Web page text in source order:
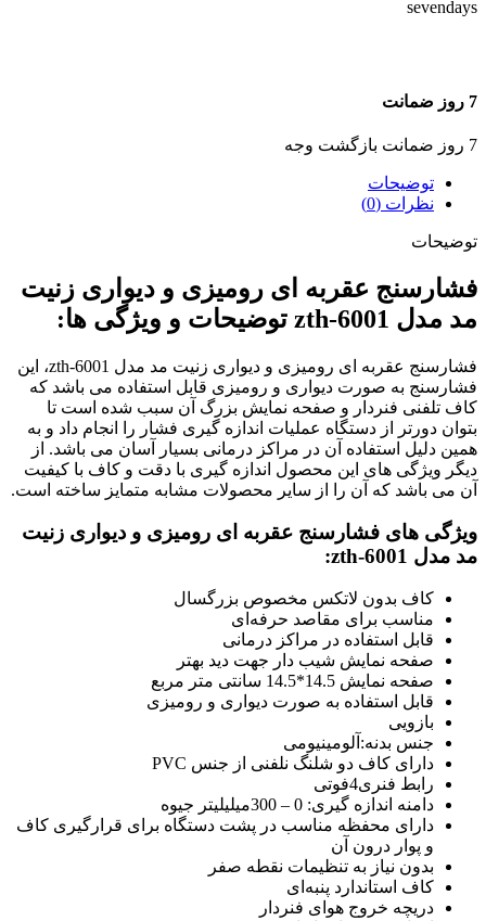
7 روز ضمانت
7 روز ضمانت بازگشت وجه
توضیحات
نظرات (0)
توضیحات
فشارسنج عقربه ای رومیزی و دیواری زنیت
مد مدل zth-6001 توضیحات و ویژگی ها:
فشارسنج عقربه ای رومیزی و دیواری زنیت مد مدل zth-6001، این
فشارسنج به صورت دیواری و رومیزی قابل استفاده می باشد که
کاف تلفنی فنردار و صفحه نمایش بزرگ آن سبب شده است تا
بتوان دورتر از دستگاه عملیات اندازه گیری فشار را انجام داد و به
همین دلیل استفاده آن در مراکز درمانی بسیار آسان می باشد. از
دیگر ویژگی های این محصول اندازه گیری با دقت و کاف با کیفیت
آن می باشد که آن را از سایر محصولات مشابه متمایز ساخته است.
ویژگی های فشارسنج عقربه ای رومیزی و دیواری زنیت
مد مدل zth-6001:
کاف بدون لاتکس مخصوص بزرگسال
مناسب برای مقاصد حرفه‌ای
قابل استفاده در مراکز درمانی
صفحه نمایش شیب دار جهت دید بهتر
صفحه نمایش 14.5*14.5 سانتی متر مربع
قابل استفاده به صورت دیواری و رومیزی
بازویی
جنس بدنه:‌آلومینیومی
دارای کاف دو شلنگ نلفنی از جنس PVC
رابط فنری4فوتی
دامنه اندازه گیری: 0 – 300میلیلیتر جیوه
دارای محفظه مناسب در پشت دستگاه برای قرارگیری کاف
و پوار درون آن
بدون نیاز به تنظیمات نقطه صفر
کاف استاندارد پنبه‌ای
دریچه خروج هوای فنردار